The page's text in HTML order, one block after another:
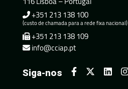
+351 213 138 100
(custo de chamada para a rede fixa nacional)
+351 213 138 109
info@cciap.pt
Siga-nos